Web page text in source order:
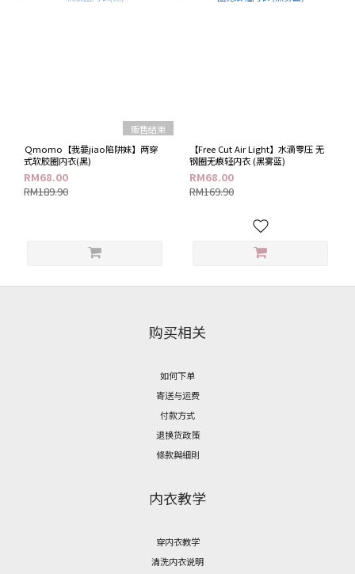
贩售结束
Ｑmomo【我嘦jiao陷阱妹】两穿
式软胶圈内衣(黑)
RM68.00
RM189.90
【Free Cut Air Light】水滴零压 无
钢圈无痕轻内衣 (黑雾蓝)
RM68.00
RM169.90
购买相关
如何下单
寄送与运费
付款方式
退换货政策
條款與細則
内衣教学
穿内衣教学
清洗内衣说明